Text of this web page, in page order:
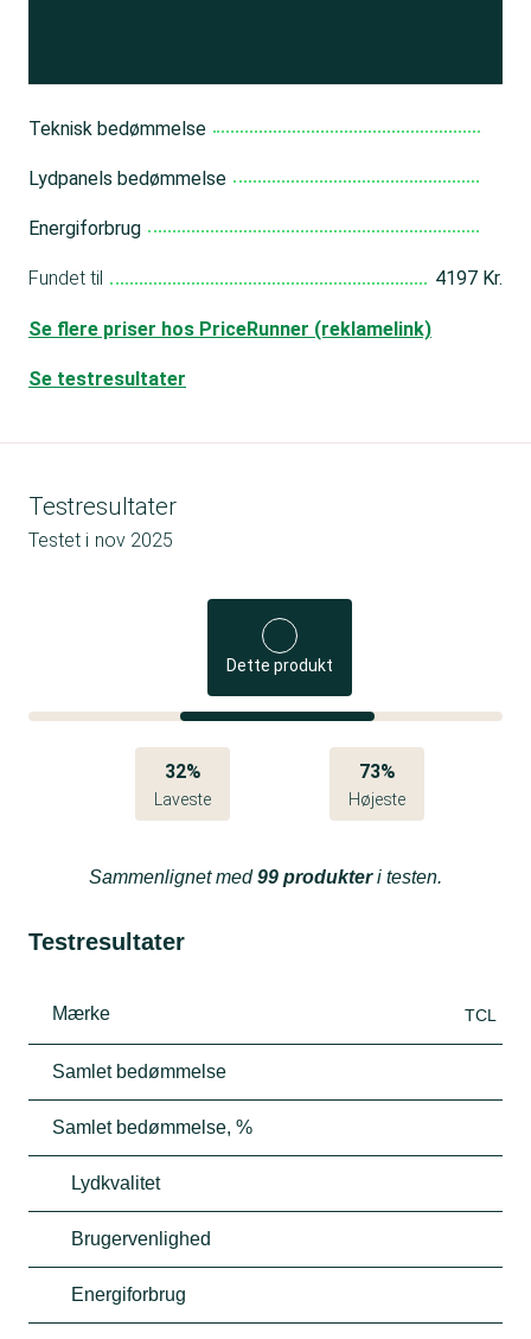
Teknisk bedømmelse
Lydpanels bedømmelse
Energiforbrug
Fundet til 4197 Kr.
Se flere priser hos PriceRunner (reklamelink)
Se testresultater
Testresultater
Testet i nov 2025
Dette produkt
32%
Laveste
73%
Højeste
Sammenlignet med99 produkteri testen.
Testresultater
Mærke TCL
Samlet bedømmelse
Samlet bedømmelse, %
Lydkvalitet
Brugervenlighed
Energiforbrug